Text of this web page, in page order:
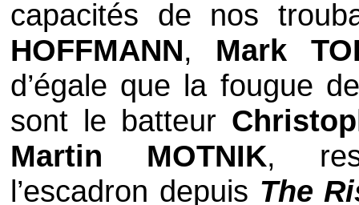
capacités de nos
HOFFMANN, Mark
d’égale que la fougue
sont le batteur
Martin MOTNIK,
l’escadron depuis The